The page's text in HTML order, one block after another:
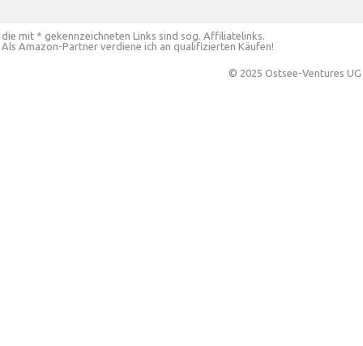
die mit * gekennzeichneten Links sind sog. Affiliatelinks.
Als Amazon-Partner verdiene ich an qualifizierten Käufen!
© 2025 Ostsee-Ventures UG